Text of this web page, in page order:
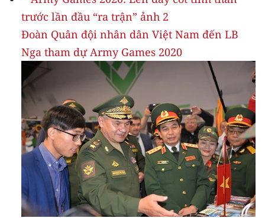
Đoàn Quân đội nhân dân Việt Nam đến LB
Nga tham dự Army Games 2020